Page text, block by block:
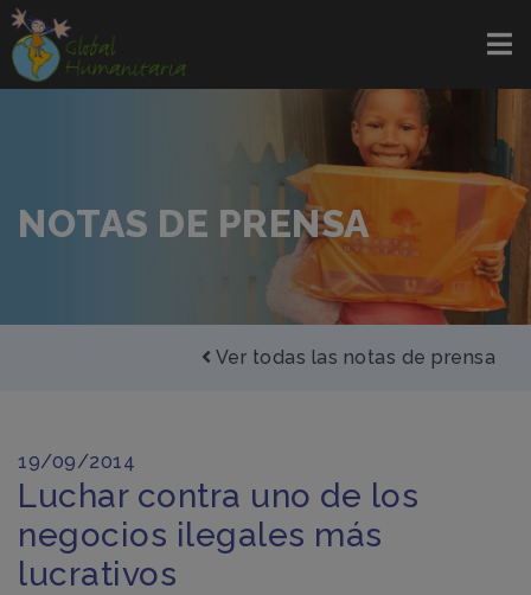
NOTAS DE PRENSA
Ver todas las notas de prensa
19/09/2014
Luchar contra uno de los
negocios ilegales más
lucrativos